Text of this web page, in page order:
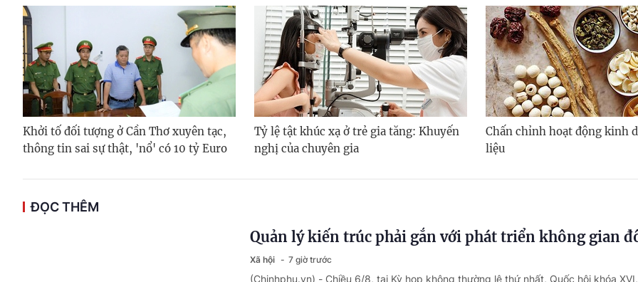
Khởi tố đối tượng ở Cần Thơ xuyên tạc,
thông tin sai sự thật, 'nổ' có 10 tỷ Euro
Tỷ lệ tật khúc xạ ở trẻ gia tăng: Khuyến
nghị của chuyên gia
Chấn chỉnh hoạt động kinh
liệu
ĐỌC THÊM
Quản lý kiến trúc phải gắn với phát triển không gian
Xã hội 7 giờ trước
(Chinhphu.vn) - Chiều 6/8, tại Kỳ họp không thường lệ thứ nhất, Quốc hội khóa